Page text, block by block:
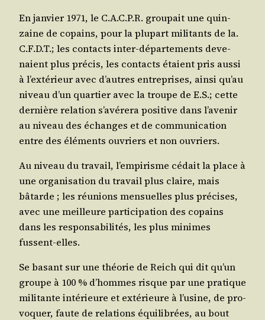
En jan­vier 1971, le C.A.C.P.R. grou­pait une quin­
zaine de copains, pour la plu­part mili­tants de la.
C.F.D.T.; les contacts inter-dépar­te­ments deve­
naient plus pré­cis, les contacts étaient pris aus­si
à l’ex­té­rieur avec d’autres entre­prises, ain­si qu’au
niveau d’un quar­tier avec la troupe de E.S.; cette
der­nière rela­tion s’a­vé­re­ra posi­tive dans l’a­ve­nir
au niveau des échanges et de com­mu­ni­ca­tion
entre des élé­ments ouvriers et non ouvriers.
Au niveau du tra­vail, l’empirisme cédait la place à
une orga­ni­sa­tion du tra­vail plus claire, mais
bâtarde ; les réunions men­suelles plus pré­cises,
avec une meilleure par­ti­ci­pa­tion des copains
dans les res­pon­sa­bi­li­tés, les plus minimes
fussent-elles.
Se basant sur une théo­rie de Reich qui dit qu’un
groupe à 100 % d’hommes risque par une pra­tique
mili­tante inté­rieure et exté­rieure à l’u­sine, de pro­
vo­quer, faute de rela­tions équi­li­brées, au bout